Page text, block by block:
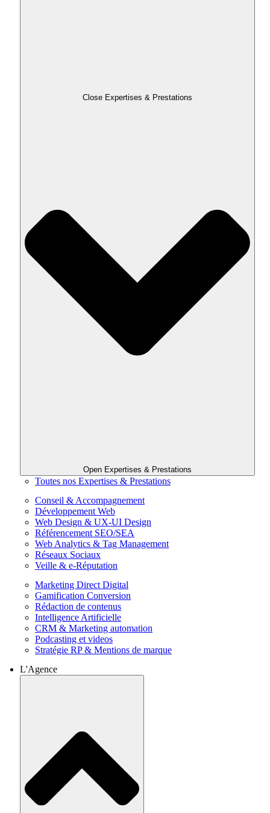
Close Expertises & Prestations
Open Expertises & Prestations
Toutes nos Expertises & Prestations
Conseil & Accompagnement
Développement Web
Web Design & UX-UI Design
Référencement SEO/SEA
Web Analytics & Tag Management
Réseaux Sociaux
Veille & e-Réputation
Marketing Direct Digital
Gamification Conversion
Rédaction de contenus
Intelligence Artificielle
CRM & Marketing automation
Podcasting et videos
Stratégie RP & Mentions de marque
L'Agence